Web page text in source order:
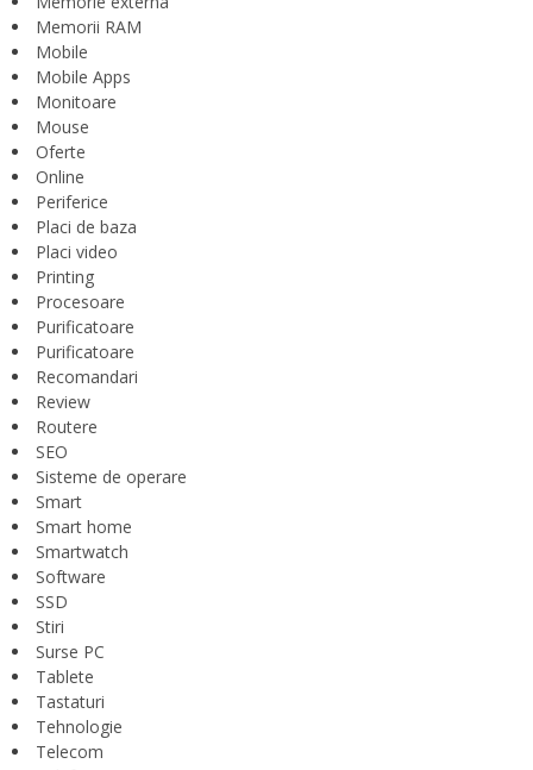
Memorii RAM
Mobile
Mobile Apps
Monitoare
Mouse
Oferte
Online
Periferice
Placi de baza
Placi video
Printing
Procesoare
Purificatoare
Purificatoare
Recomandari
Review
Routere
SEO
Sisteme de operare
Smart
Smart home
Smartwatch
Software
SSD
Stiri
Surse PC
Tablete
Tastaturi
Tehnologie
Telecom